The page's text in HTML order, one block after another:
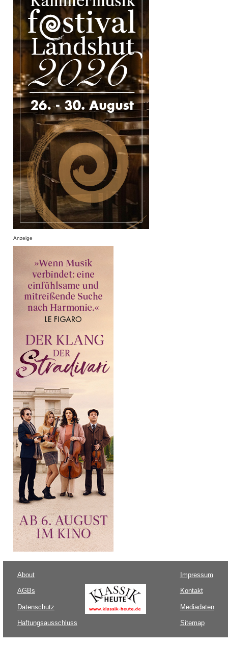
Anzeige
About
AGBs
Datenschutz
Haftungsausschluss
Impressum
Kontakt
Mediadaten
Sitemap